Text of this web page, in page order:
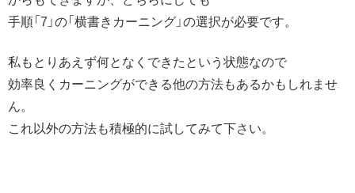
手順「7」の「横書きカーニング」の選択が必要です。
私もとりあえず何となくできたという状態なので
効率良くカーニングができる他の方法もあるかもしれませ
ん。
これ以外の方法も積極的に試してみて下さい。